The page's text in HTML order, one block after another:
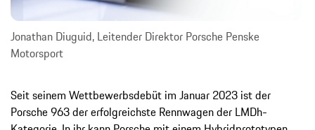
Jonathan Diuguid, Leitender Direktor Porsche Penske
Motorsport
Seit seinem Wettbewerbsdebüt im Januar 2023 ist der
Porsche 963 der erfolgreichste Rennwagen der LMDh-